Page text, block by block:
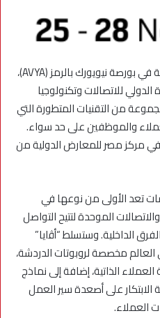
أعلنت شركة “أﭬايا القابضة” المدرجة في بورصة نيويورك بالرمز (AVYA)،
للاتصالات وتكنولوجيا
لمجموعة من التقنيات المتطورة التي
والموظفين على حد سواء.
مركز مصر للمعارض الدولية من
تعد الأولى من نوعها في
الموحدة لتتيح التواصل
الداخلية. وستسلط “أﭬايا”
مخصصة لروبوتات الدردشة،
الذاتية، إضافة إلى نماذج
على أصعدة سير العمل
العملاء.